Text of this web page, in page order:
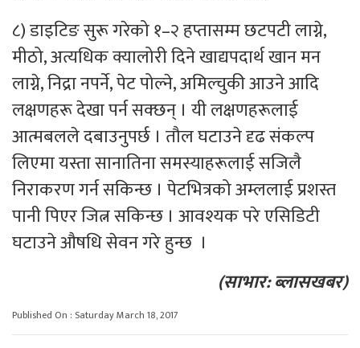
८) डाइटिङ सुरू गरेको १–२ हप्तासम्म छटपटी लाग्ने,
मीठो, अत्यधिक क्यालोरी दिने खाद्यपदार्थ खान मन
लाग्ने, निद्रा नपर्ने, पेट पोल्ने, अमिल्चुकी आउने आदि
लक्षणहरू देखा पर्न सक्छन् । यी लक्षणहरूलाई
आत्मबलले दबाउनुपर्छ । तौल घटाउने दृढ संकल्प
लिएमा यस्ता सानातिना समस्याहरूलाई सजिलै
निराकरण गर्न सकिन्छ । पेटभित्रको अम्ललाई प्रशस्त
पानी पिएर जित्न सकिन्छ । आवश्यक परे एसिडिटी
घटाउने औषधि सेवन गरे हुन्छ ।
(साभार: ब्लासखबर)
Published On : Saturday March 18, 2017